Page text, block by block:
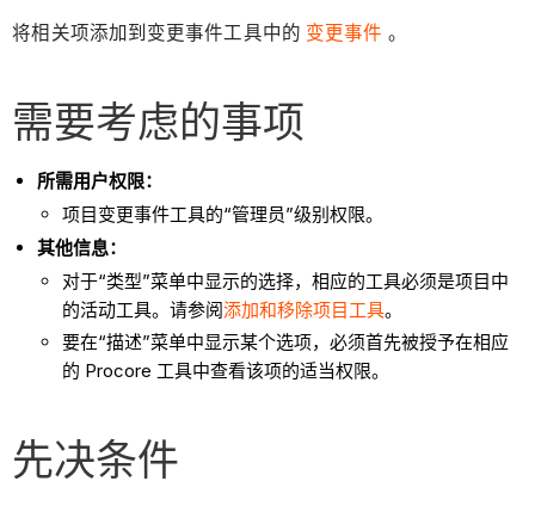
将相关项添加到变更事件工具中的 变更事件 。
需要考虑的事项
所需用户权限：
项目变更事件工具的“管理员”级别权限。
其他信息：
对于“类型”菜单中显示的选择，相应的工具必须是项目中
的活动工具。请参阅添加和移除项目工具。
要在“描述”菜单中显示某个选项，必须首先被授予在相应
的 Procore 工具中查看该项的适当权限。
先决条件